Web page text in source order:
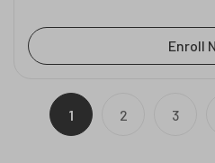
Enroll
1 2 3